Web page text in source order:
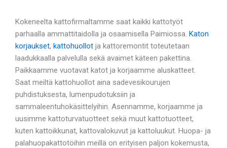
Kokeneelta kattofirmaltamme saat kaikki kattotyöt
parhaalla ammattitaidolla ja osaamisella Paimiossa. Katon
korjaukset, kattohuollot ja kattoremontit toteutetaan
laadukkaalla palvelulla sekä avaimet käteen pakettina.
Paikkaamme vuotavat katot ja korjaamme aluskatteet.
Saat meiltä kattohuollot aina sadevesikourujen
puhdistuksesta, lumenpudotuksiin ja
sammaleentuhokäsittelyihin. Asennamme, korjaamme ja
uusimme kattoturvatuotteet sekä muut kattotuotteet,
kuten kattoikkunat, kattovalokuvut ja kattoluukut. Huopa- ja
palahuopakattotöihin meillä on erityisen paljon kokemusta,